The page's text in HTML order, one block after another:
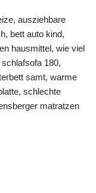
ausziehbare
bett auto kind,
hausmittel, wie viel
180,
samt, warme
schlechte
matratzen